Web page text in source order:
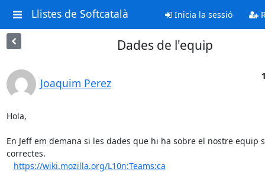
Llistes de Softcatalà Inicia la sessió
Dades de l'equip
Joaquim Perez
Hola,
En Jeff em demana si les dades que hi ha sobre el nostre equip
correctes.
https://wiki.mozilla.org/L10n:Teams:ca